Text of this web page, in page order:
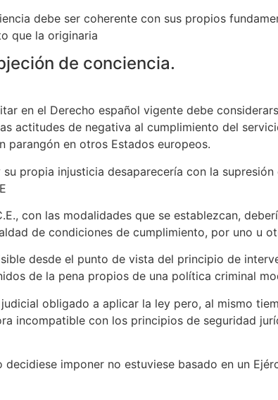
debe ser coherente con sus propios
que la originaria
de conciencia.
en el Derecho español vigente debe
actitudes de negativa al cumplimiento del
parangón en otros Estados europeos.
propia injusticia desaparecería con la
con las modalidades que se establezcan,
de condiciones de cumplimiento, por uno u
desde el punto de vista del principio de
de la pena propios de una política criminal
obligado a aplicar la ley pero, al mismo
incompatible con los principios de seguridad
imponer no estuviese basado en un